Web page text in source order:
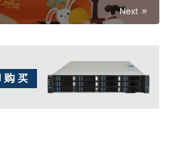
Next